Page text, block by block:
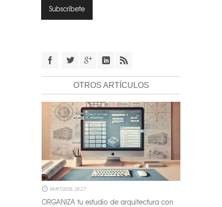
OTROS ARTÍCULOS
09/07/2026, 20:27
ORGANIZA tu estudio de arquitectura con